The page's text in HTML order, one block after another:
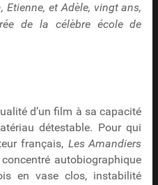
Etienne, et Adèle, vingt ans,
de la célèbre école de
d’un film à sa capacité
détestable. Pour qui
français, Les Amandiers
autobiographique
en vase clos, instabilité